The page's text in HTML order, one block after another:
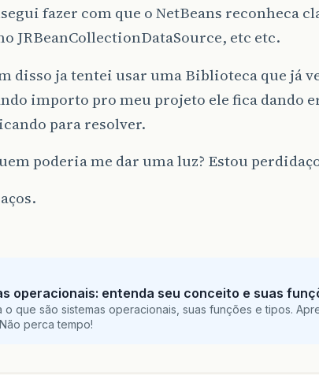
fazer com que o NetBeans reconheca
JRBeanCollectionDataSource, etc etc.
disso ja tentei usar uma Biblioteca que já
importo pro meu projeto ele fica dando
para resolver.
poderia me dar uma luz? Estou
operacionais: entenda seu conceito e suas
o que são sistemas operacionais, suas funções e tipos.
perca tempo!